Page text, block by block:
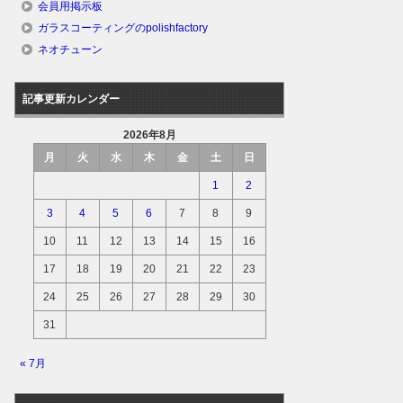
会員用掲示板
ガラスコーティングのpolishfactory
ネオチューン
記事更新カレンダー
2026年8月
月
火 水 木 金 土 日
1 2
3 4 5 6 7 8 9
10 11 12 13 14 15 16
17 18 19 20 21 22 23
24 25 26 27 28 29 30
31
« 7月